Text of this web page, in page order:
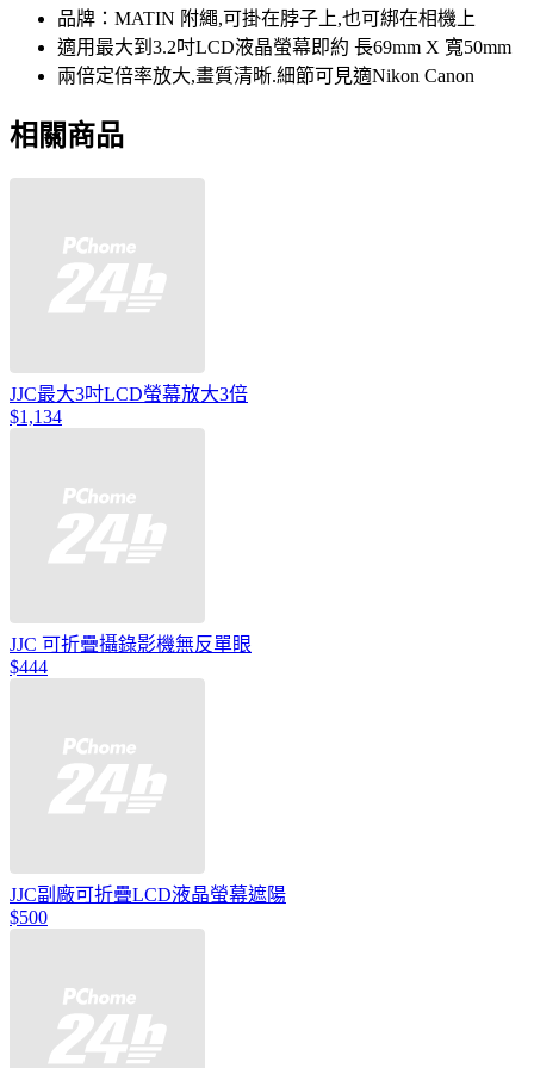
品牌：MATIN 附繩,可掛在脖子上,也可綁在相機上
適用最大到3.2吋LCD液晶螢幕即約 長69mm X 寬50mm
兩倍定倍率放大,畫質清晰.細節可見適Nikon Canon
相關商品
JJC最大3吋LCD螢幕放大3倍
$1,134
JJC 可折疊攝錄影機無反單眼
$444
JJC副廠可折疊LCD液晶螢幕遮陽
$500